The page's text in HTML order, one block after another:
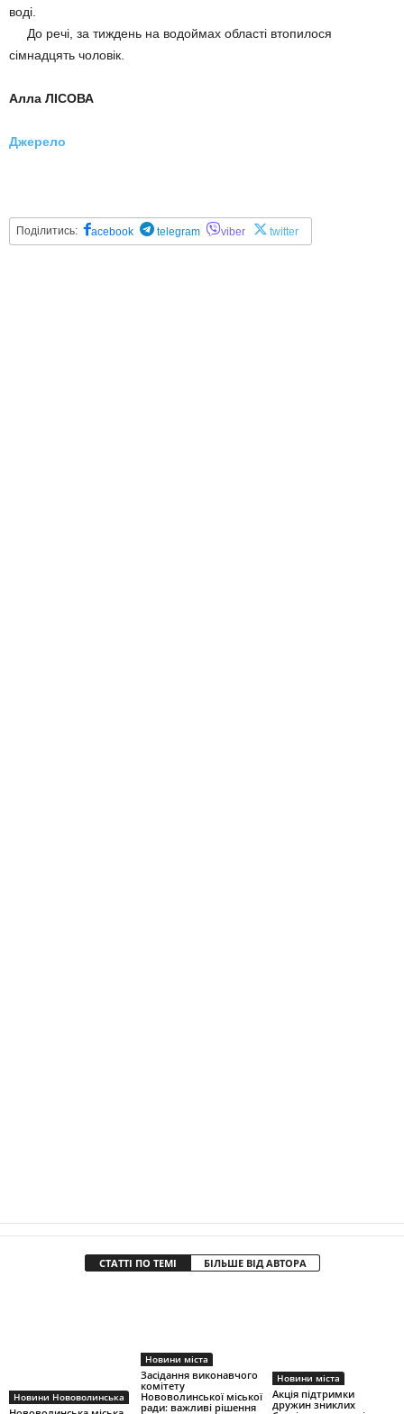
воді.
До речі, за тиждень на водоймах області втопилося
сімнадцять чоловік.
Алла ЛІСОВА
Джерело
Поділитись: acebook telegram viber twitter
СТАТТІ ПО ТЕМІ БІЛЬШЕ ВІД АВТОРА
Новини Нововолинська
Новини міста
Засідання виконавчого
комітету
Нововолинської міської
ради: важливі рішення
Новини міста
Акція підтримки
дружин зниклих